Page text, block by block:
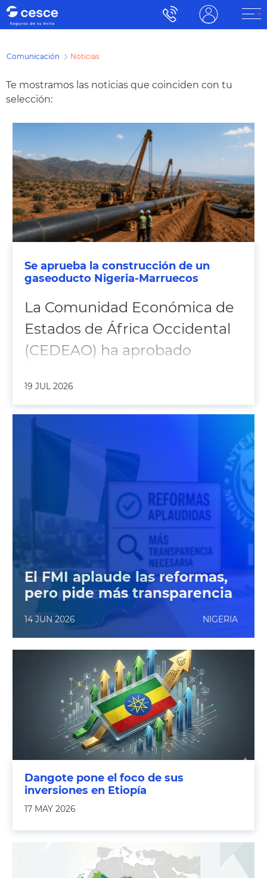
Comunicación Noticias
Te mostramos las noticias que coinciden con tu
selección:
Se aprueba la construcción de un
gaseoducto Nigeria-Marruecos
La Comunidad Económica de
Estados de África Occidental
(CEDEAO) ha aprobado
del megaproyecto del
gaseoducto Nigeria-
Marruecos durante la última
cumbre del grupo, en
19 JUL 2026
El FMI aplaude las reformas,
pero pide más transparencia
14 JUN 2026 NIGERIA
Dangote pone el foco de sus
inversiones en Etiopía
17 MAY 2026